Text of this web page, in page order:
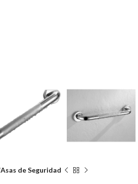
Asas de Seguridad